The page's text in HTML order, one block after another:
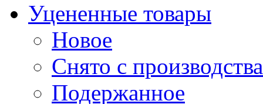
Уцененные товары
Новое
Снято с производства
Подержанное